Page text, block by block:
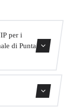
per i
di Punta
e S-Class per
il processo